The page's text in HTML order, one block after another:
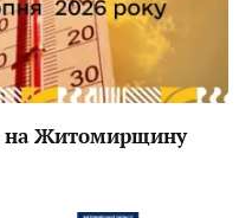
на Житомирщину